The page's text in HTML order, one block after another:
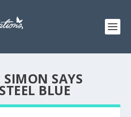
SIMON SAYS
BLUE